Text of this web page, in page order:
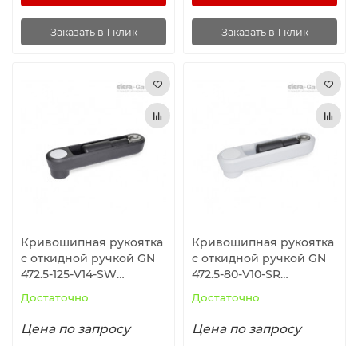
Заказать в 1 клик Заказать в 1 клик
Кривошипная рукоятка
с откидной ручкой GN
472.5-125-V14-SW
Достаточно
Цена по запросу
Кривошипная рукоятка
с откидной ручкой GN
472.5-80-V10-SR
Достаточно
Цена по запросу